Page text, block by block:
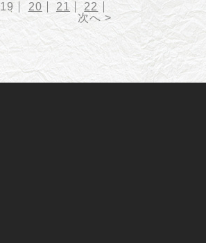
19 20 21
22
次へ >